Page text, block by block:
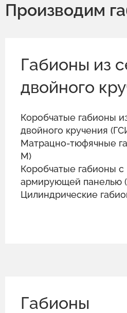
Производим
Габионы из
двойного
Коробчатые габионы
двойного кручения
Матрацно-тюфячные
М)
Коробчатые габионы с
армирующей панелью
Цилиндрические
Габионы